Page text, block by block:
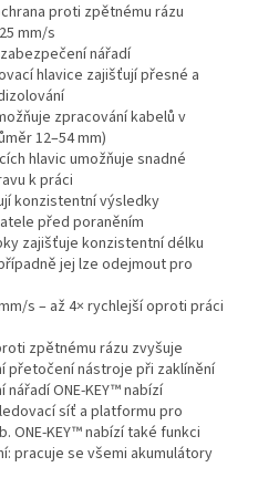
proti zpětnému rázu
mm/s
nářadí
hlavice zajišťují přesné a
zpracování kabelů v
12–54 mm)
hlavic umožňuje snadné
k práci
konzistentní výsledky
před poraněním
zajišťuje konzistentní délku
jej lze odejmout pro
s – až 4× rychlejší oproti práci
zpětnému rázu zvyšuje
přetočení nástroje při zaklínění
ONE-KEY™ nabízí
síť a platformu pro
ONE-KEY™ nabízí také funkci
pracuje se všemi akumulátory